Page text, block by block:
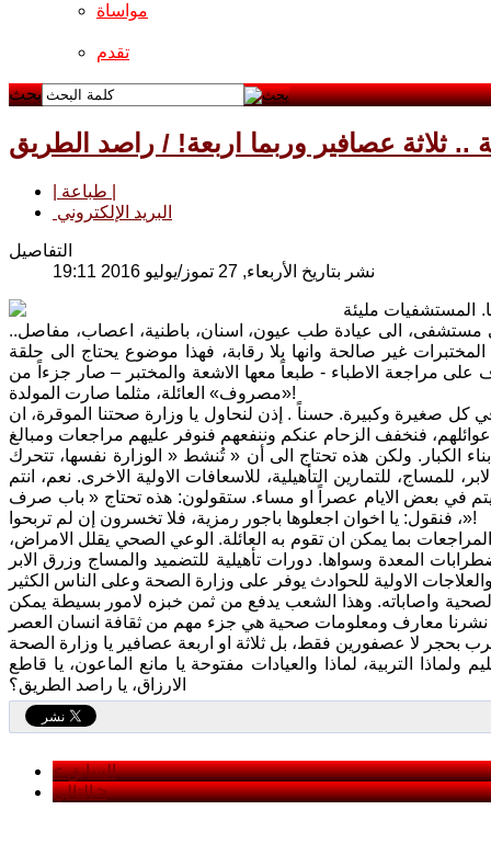
مواساة
تقدم
بحث
.. ثلاثة عصافير وربما اربعة! / راصد الطريق
البريد الإلكتروني
التفاصيل
نشر بتاريخ الأربعاء, 27 تموز/يوليو 2016 19:11
المستشفيات مليئة
مستشفى، الى عيادة طب عيون، اسنان، باطنية، اعصاب، مفاصل..
غير صالحة وانها بلا رقابة، فهذا موضوع يحتاج الى حلقة
على مراجعة الاطباء - طبعاً معها الاشعة والمختبر – صار جزءاً من
«مصروف» العائلة، مثلما صارت المولدة!
صغيرة وكبيرة. حسناً . إذن لنحاول يا وزارة صحتنا الموقرة، ان
الكبار. ولكن هذه تحتاج الى أن « تُنشط « الوزارة نفسها، تتحرك
للمساج، للتمارين التأهيلية، للاسعافات الاولية الاخرى. نعم، انتم
في بعض الايام عصراً او مساء. ستقولون: هذه تحتاج « باب صرف
«، فنقول: يا اخوان اجعلوها باجور رمزية، فلا تخسرون إن لم تربحوا!
بما يمكن ان تقوم به العائلة. الوعي الصحي يقلل الامراض،
المعدة وسواها. دورات تأهيلية للتضميد والمساج وزرق الابر
واصاباته. وهذا الشعب يدفع من ثمن خبزه لامور بسيطة يمكن
التربية، لماذا والعيادات مفتوحة يا مانع الماعون، يا قاطع
الارزاق، يا راصد الطريق؟
< السابق
التالي >